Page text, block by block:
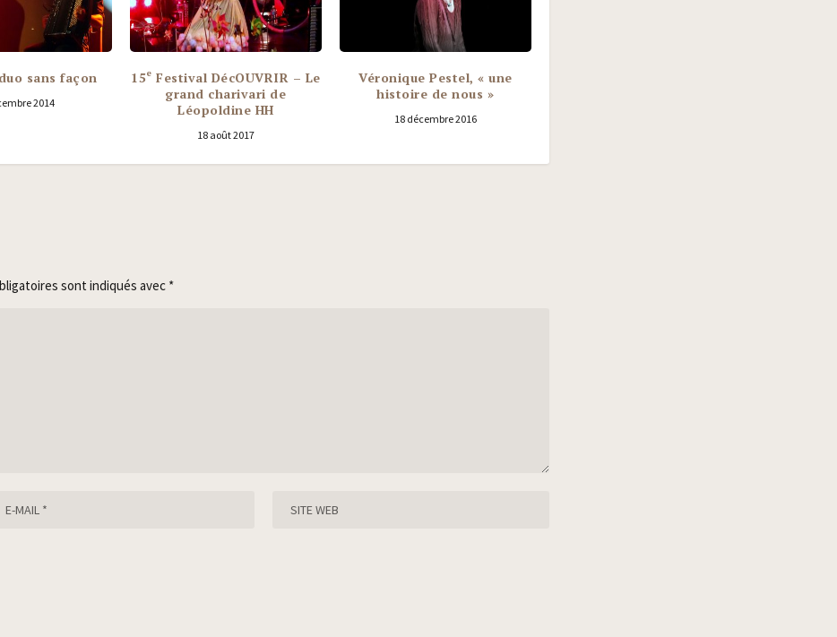
sans façon
2014
15e Festival DécOUVRIR – Le
grand charivari de
Léopoldine HH
18 août 2017
Véronique Pestel, « une
histoire de nous »
18 décembre 2016
sont indiqués avec *